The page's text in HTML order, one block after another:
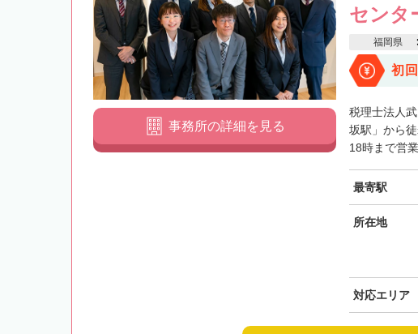
センタ
福岡県
初
税理士法人
坂駅」から
18時まで営
最寄駅
所在地
対応エリア
事務所の詳細を見る